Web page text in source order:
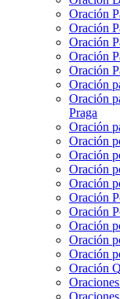
Oración
Oración
Oración
Oración
Oración
Oración
Oración
Praga
Oración
Oración
Oración
Oración
Oración
Oración
Oración
Oración
Oración
Oración
Oración